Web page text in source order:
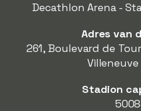
Decathlon Arena -
Adres van
261, Boulevard de
Villeneuve
Stadion